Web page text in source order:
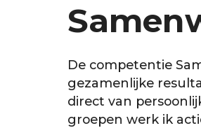
De competentie
gezamenlijke
direct van
groepen werk ik